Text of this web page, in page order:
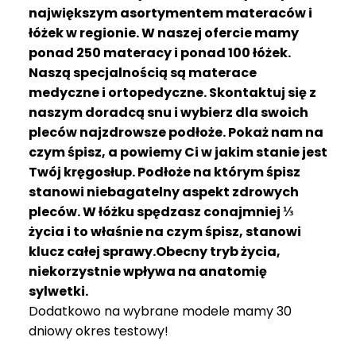
największym asortymentem materaców i
łóżek w regionie. W naszej ofercie mamy
ponad 250 materacy i ponad 100 łóżek.
Naszą specjalnością są materace
medyczne i ortopedyczne. Skontaktuj się z
naszym doradcą snu i wybierz dla swoich
pleców najzdrowsze podłoże. Pokaż nam na
czym śpisz, a powiemy Ci w jakim stanie jest
Twój kręgosłup. Podłoże na którym śpisz
stanowi niebagatelny aspekt zdrowych
pleców. W łóżku spędzasz conajmniej ⅓
życia i to właśnie na czym śpisz, stanowi
klucz całej sprawy.Obecny tryb życia,
niekorzystnie wpływa na anatomię
sylwetki.
Dodatkowo na wybrane modele mamy 30
dniowy okres testowy!